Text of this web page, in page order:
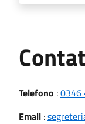
Telefono :0346
Email: